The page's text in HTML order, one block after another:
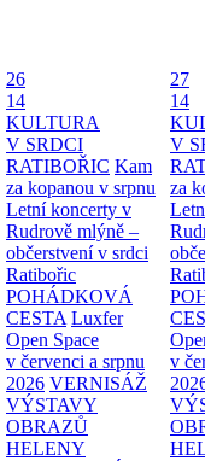
26
14
KULTURA
V SRDCI
RATIBOŘIC Kam
za kopanou v srpnu
Letní koncerty v
Rudrově mlýně –
občerstvení v srdci
Ratibořic
POHÁDKOVÁ
CESTA Luxfer
Open Space
v červenci a srpnu
2026 VERNISÁŽ
VÝSTAVY
OBRAZŮ
HELENY
27
14
V
za
v